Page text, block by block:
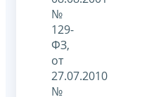
№
129-
ФЗ,
от
27.07.2010
№